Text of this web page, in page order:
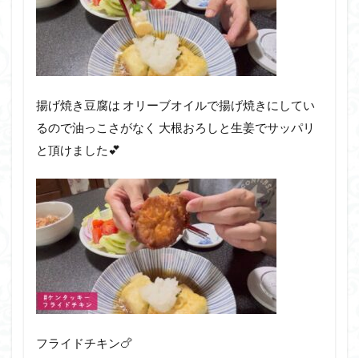
揚げ焼き豆腐は オリーブオイルで揚げ焼きにしてい
るので油っこさがなく 大根おろしと生姜でサッパリ
と頂けました💕
フライドチキン🍗